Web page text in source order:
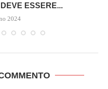
ESSERE...
2024